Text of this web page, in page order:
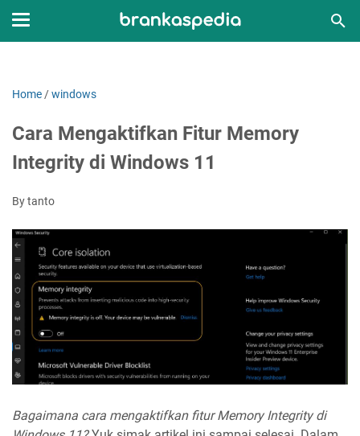
Home /windows
Cara Mengaktifkan Fitur Memory
Integrity di Windows 11
By tanto
Bagaimana cara mengaktifkan fitur Memory Integrity di